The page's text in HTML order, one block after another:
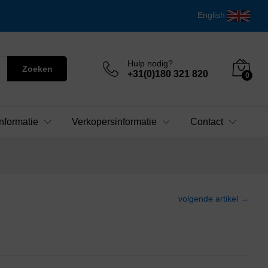
English
Zoeken
Hulp nodig?
+31(0)180 321 820 0
Verkopersinformatie Contact
volgende artikel →